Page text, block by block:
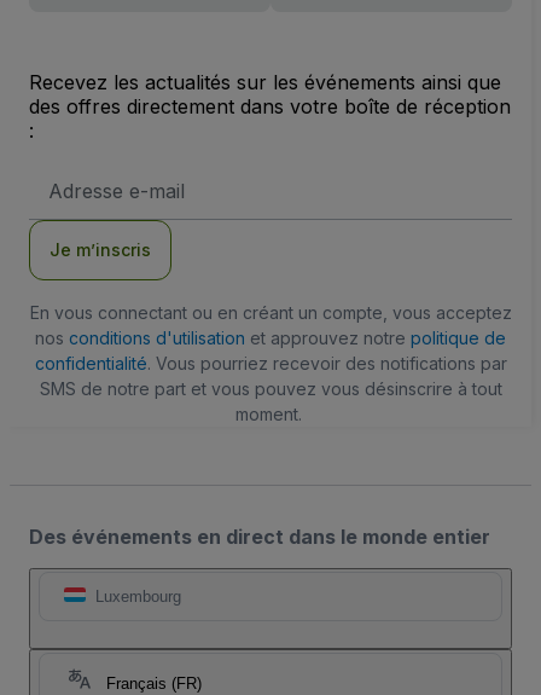
Recevez les actualités sur les événements ainsi que
des offres directement dans votre boîte de réception
:
e-
Je m’inscris
En vous connectant ou en créant un compte, vous acceptez
nos conditions d'utilisation et approuvez notre politique de
confidentialité. Vous pourriez recevoir des notifications par
SMS de notre part et vous pouvez vous désinscrire à tout
moment.
Des événements en direct dans le monde entier
Luxembourg
Français (FR)